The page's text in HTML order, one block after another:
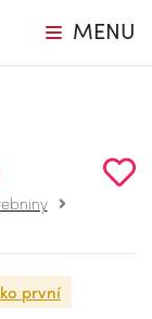
MENU
první